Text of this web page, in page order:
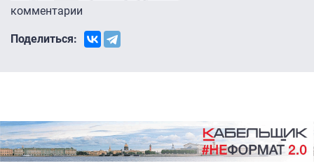
комментарии
Поделиться: